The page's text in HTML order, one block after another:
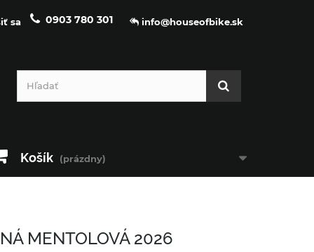
info@houseofbike.sk
0903 780 301
sa
Košík (prázdny)
MENTOLOVÁ 2026